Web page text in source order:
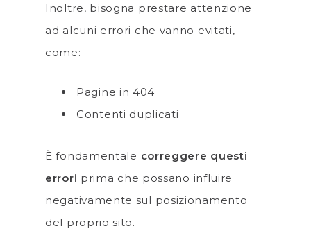
Inoltre, bisogna prestare attenzione
ad alcuni errori che vanno evitati,
come:
Pagine in 404
Contenti duplicati
È fondamentale correggere questi
errori prima che possano influire
negativamente sul posizionamento
del proprio sito.